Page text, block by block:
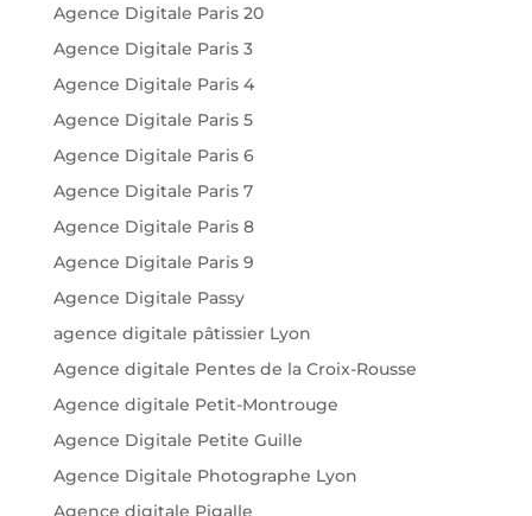
Agence Digitale Paris 20
Agence Digitale Paris 3
Agence Digitale Paris 4
Agence Digitale Paris 5
Agence Digitale Paris 6
Agence Digitale Paris 7
Agence Digitale Paris 8
Agence Digitale Paris 9
Agence Digitale Passy
agence digitale pâtissier Lyon
Agence digitale Pentes de la Croix-Rousse
Agence digitale Petit-Montrouge
Agence Digitale Petite Guille
Agence Digitale Photographe Lyon
Agence digitale Pigalle